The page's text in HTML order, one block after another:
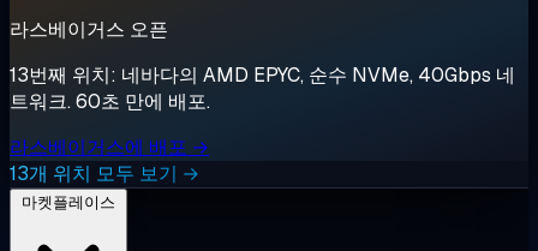
라스베이거스 오픈
13번째 위치: 네바다의 AMD EPYC, 순수 NVMe, 40Gbps 네
트워크. 60초 만에 배포.
라스베이거스에 배포 →
13개 위치 모두 보기 →